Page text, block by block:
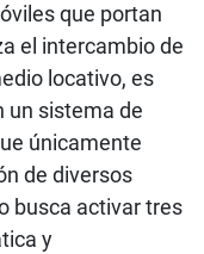
que portan
el intercambio de
locativo, es
un sistema de
únicamente
de diversos
busca activar tres
y